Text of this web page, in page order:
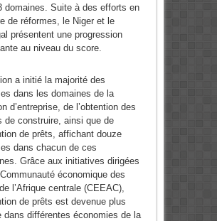
domaines. Suite à des efforts en
de réformes, le Niger et le
présentent une progression
au niveau du score.
a initié la majorité des
dans les domaines de la
d’entreprise, de l’obtention des
de construire, ainsi que de
de prêts, affichant douze
dans chacun de ces
Grâce aux initiatives dirigées
économique des
l’Afrique centrale (CEEAC),
de prêts est devenue plus
dans différentes économies de la